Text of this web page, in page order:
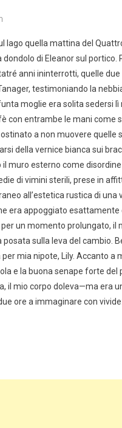
lago quella mattina del
di Eleanor sul
anni ininterrotti, quelle
testimoniando la
moglie era solita sedersi
con entrambe le mani come
a non muovere quelle
della vernice bianca sui
muro esterno come disordine
di vimini sterili, prese in
all’estetica rustica di una
era appoggiato esattamente
un momento prolungato,
sulla leva del cambio.
mia nipote, Lily. Accanto a
e la buona senape forte
il mio corpo doleva—ma era
ore a immaginare con